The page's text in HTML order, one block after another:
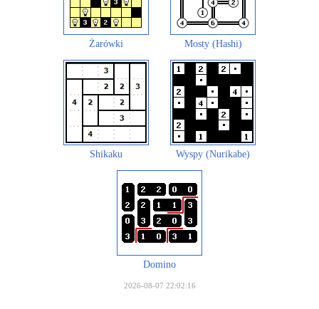
Żarówki Mosty (Hashi)
Shikaku Wyspy (Nurikabe)
Domino
2026-08-07 22:02:16